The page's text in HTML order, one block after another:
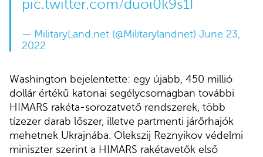
pic.twitter.com/duoi0k9s1I
— MilitaryLand.net (@Militarylandnet) June 23,
2022
Washington bejelentette: egy újabb, 450 millió
dollár értékű katonai segélycsomagban további
HIMARS rakéta-sorozatvető rendszerek, több
tízezer darab lőszer, illetve partmenti járőrhajók
mehetnek Ukrajnába. Olekszij Reznyikov védelmi
miniszter szerint a HIMARS rakétavetők első